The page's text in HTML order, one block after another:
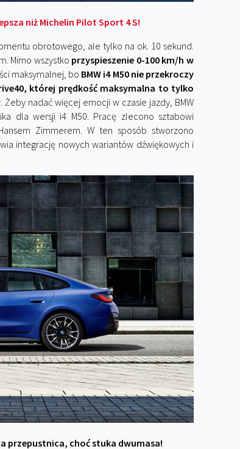
niż Michelin Pilot Sport 4 S!
obrotowego, ale tylko na ok. 10 sekund.
Mimo wszystko przyspieszenie 0-100 km/h w
maksymalnej, bo BMW i4 M50 nie przekroczy
której prędkość maksymalna to tylko
Żeby nadać więcej emocji w czasie jazdy, BMW
dla wersji i4 M50. Pracę zlecono sztabowi
Zimmerem. W ten sposób stworzono
integrację nowych wariantów dźwiękowych i
przepustnica, choć stuka dwumasa!